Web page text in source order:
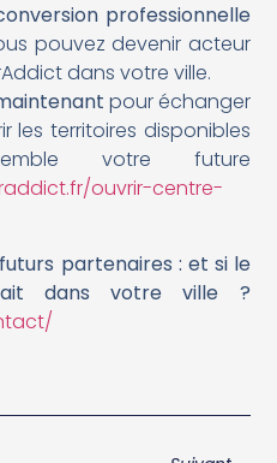
professionnelle
pouvez devenir acteur
dans votre ville.
pour échanger
les territoires disponibles
votre future
ouvrir-centre-
partenaires : et si le
dans votre ville ?